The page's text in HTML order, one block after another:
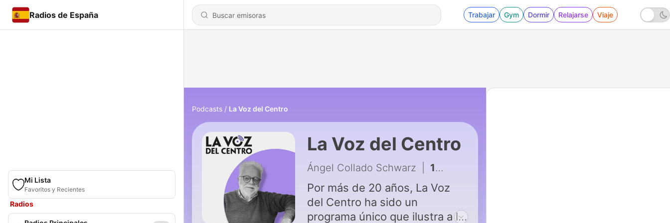
Radios de España Trabajar Gym Dormir Relajarse Viaje
Mi Lista
Favoritos y Recientes
Radios
Podcasts La Voz del Centro
La Voz del Centro
Ángel Collado Schwarz 1354 - #1124 El impacto socioeconómico de la Junta Fiscal
Por más de 20 años, La Voz
del Centro ha sido un
programa único que ilustra a la